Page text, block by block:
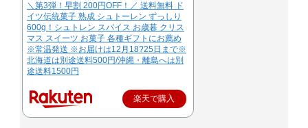
＼第3弾！早割 200円OFF！／ 送料無料 ド
イツ伝統菓子 熟成 シュトーレン ずっしり
600g！シュトレン スパイス お歳暮 クリス
マス スイーツ お菓子 各種ギフトにお薦め
※常温発送 ※お届けは12月18?25日まで※
北海道は別途送料500円/沖縄・離島へは別
途送料1500円
楽天で購入